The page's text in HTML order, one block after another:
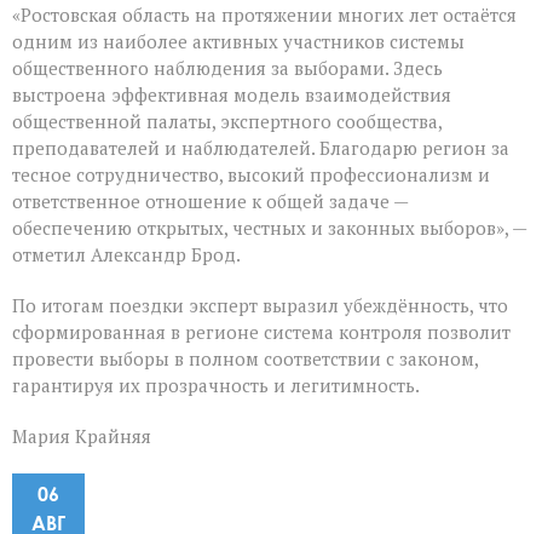
«Ростовская область на протяжении многих лет остаётся
одним из наиболее активных участников системы
общественного наблюдения за выборами. Здесь
выстроена эффективная модель взаимодействия
общественной палаты, экспертного сообщества,
преподавателей и наблюдателей. Благодарю регион за
тесное сотрудничество, высокий профессионализм и
ответственное отношение к общей задаче —
обеспечению открытых, честных и законных выборов», —
отметил Александр Брод.
По итогам поездки эксперт выразил убеждённость, что
сформированная в регионе система контроля позволит
провести выборы в полном соответствии с законом,
гарантируя их прозрачность и легитимность.
Мария Крайняя
06
АВГ